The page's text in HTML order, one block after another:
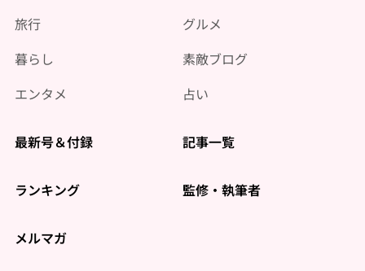
旅行
グルメ
暮らし
素敵ブログ
エンタメ
占い
最新号＆付録 記事一覧
ランキング 監修・執筆者
メルマガ